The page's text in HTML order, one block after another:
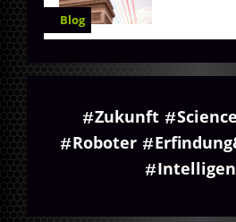
Blog
Zukunft
Roboter